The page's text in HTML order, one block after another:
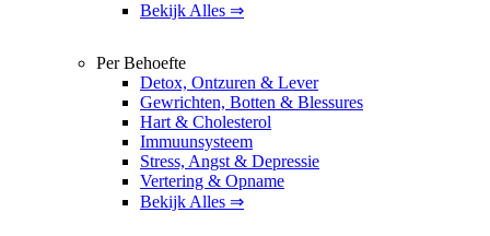
Bekijk Alles ⇒
Per Behoefte
Detox, Ontzuren & Lever
Gewrichten, Botten & Blessures
Hart & Cholesterol
Immuunsysteem
Stress, Angst & Depressie
Vertering & Opname
Bekijk Alles ⇒